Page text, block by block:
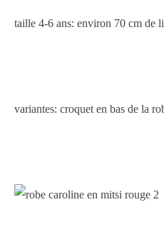
taille 4-6 ans: environ 70 cm de
variantes: croquet en bas de la